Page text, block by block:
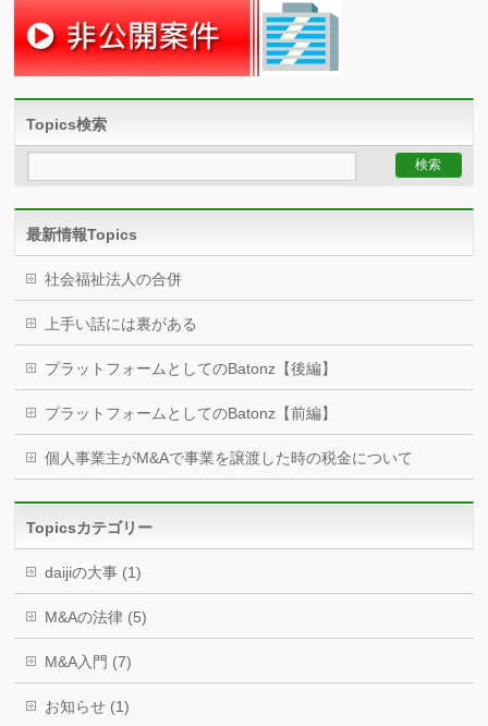
Topics検索
最新情報Topics
社会福祉法人の合併
上手い話には裏がある
プラットフォームとしてのBatonz【後編】
プラットフォームとしてのBatonz【前編】
個人事業主がM&Aで事業を譲渡した時の税金について
Topicsカテゴリー
daijiの大事 (1)
M&Aの法律 (5)
M&A入門 (7)
お知らせ (1)